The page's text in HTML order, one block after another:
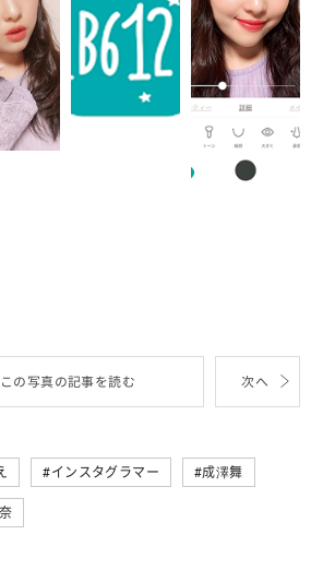
この写真の記事を読む 次へ
インスタグラマー 成澤舞